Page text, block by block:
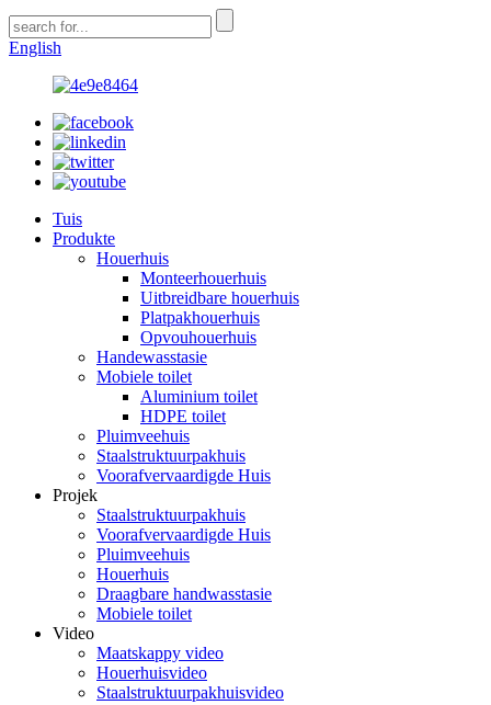
English
Tuis
Produkte
Houerhuis
Monteerhouerhuis
Uitbreidbare houerhuis
Platpakhouerhuis
Opvouhouerhuis
Handewasstasie
Mobiele toilet
Aluminium toilet
HDPE toilet
Pluimveehuis
Staalstruktuurpakhuis
Voorafvervaardigde Huis
Projek
Staalstruktuurpakhuis
Voorafvervaardigde Huis
Pluimveehuis
Houerhuis
Draagbare handwasstasie
Mobiele toilet
Video
Maatskappy video
Houerhuisvideo
Staalstruktuurpakhuisvideo